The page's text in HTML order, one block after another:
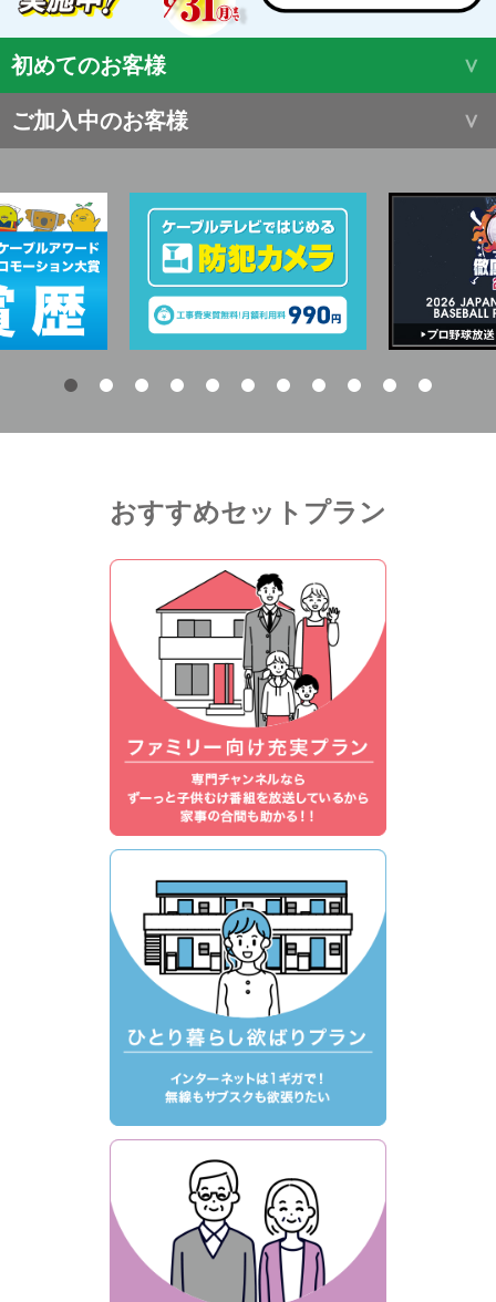
初めてのお客様
ご加入中のお客様
おすすめセットプラン